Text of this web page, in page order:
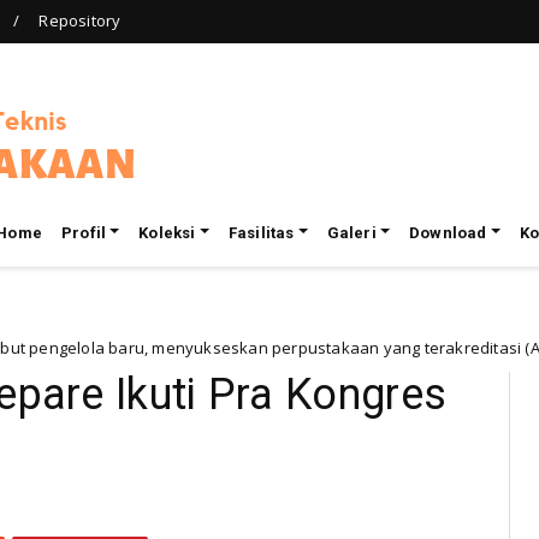
Repository
Profil Koleksi Fasilitas Galeri Download
baru, menyukseskan perpustakaan yang terakreditasi (A) IAIN
Ikuti Pra Kongres